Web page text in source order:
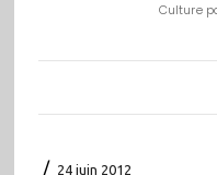
Culture
/ 24 juin 2012